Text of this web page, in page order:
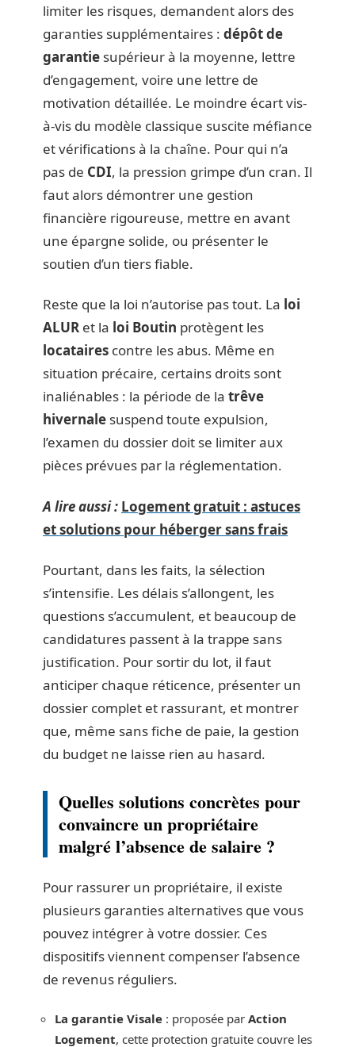
limiter les risques, demandent alors des
garanties supplémentaires : dépôt de
garantie supérieur à la moyenne, lettre
d’engagement, voire une lettre de
motivation détaillée. Le moindre écart vis-
à-vis du modèle classique suscite méfiance
et vérifications à la chaîne. Pour qui n’a
pas de CDI, la pression grimpe d’un cran. Il
faut alors démontrer une gestion
financière rigoureuse, mettre en avant
une épargne solide, ou présenter le
soutien d’un tiers fiable.
Reste que la loi n’autorise pas tout. La loi
ALUR et la loi Boutin protègent les
locataires contre les abus. Même en
situation précaire, certains droits sont
inaliénables : la période de la trêve
hivernale suspend toute expulsion,
l’examen du dossier doit se limiter aux
pièces prévues par la réglementation.
A lire aussi : Logement gratuit : astuces
et solutions pour héberger sans frais
Pourtant, dans les faits, la sélection
s’intensifie. Les délais s’allongent, les
questions s’accumulent, et beaucoup de
candidatures passent à la trappe sans
justification. Pour sortir du lot, il faut
anticiper chaque réticence, présenter un
dossier complet et rassurant, et montrer
que, même sans fiche de paie, la gestion
du budget ne laisse rien au hasard.
Quelles solutions concrètes pour
convaincre un propriétaire
malgré l’absence de salaire ?
Pour rassurer un propriétaire, il existe
plusieurs garanties alternatives que vous
pouvez intégrer à votre dossier. Ces
dispositifs viennent compenser l’absence
de revenus réguliers.
La garantie Visale : proposée par Action
Logement, cette protection gratuite couvre les